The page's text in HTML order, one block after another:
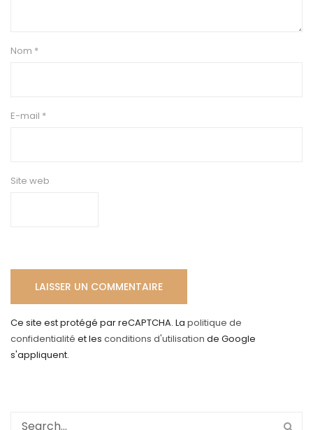
Nom *
E-mail *
Site web
Ce site est protégé par reCAPTCHA. La politique de
confidentialité et les conditions d'utilisation de Google
s'appliquent.